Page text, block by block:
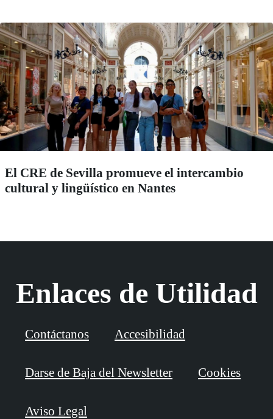
El CRE de Sevilla promueve el intercambio
cultural y lingüístico en Nantes
Enlaces de Utilidad
Contáctanos Accesibilidad
Darse de Baja del Newsletter Cookies
Aviso Legal